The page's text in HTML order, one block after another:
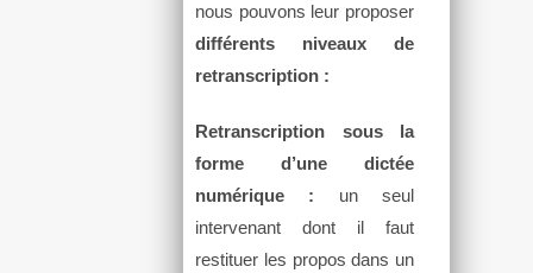
nous pouvons leur proposer
différents niveaux de
retranscription :
Retranscription sous la
forme d’une dictée
numérique : un seul
intervenant dont il faut
restituer les propos dans un